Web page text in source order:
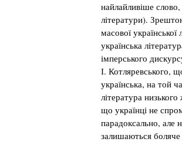
найлайливіше
літератури).
масової
українська
імперського
І. Котляревського,
українська, на той
література
що українці не
парадоксально, але
залишаються